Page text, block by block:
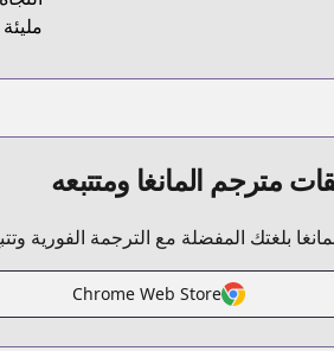
مترجم المانغا ومتتبعه
بلغتك المفضلة مع الترجمة الفورية
Chrome Web Store